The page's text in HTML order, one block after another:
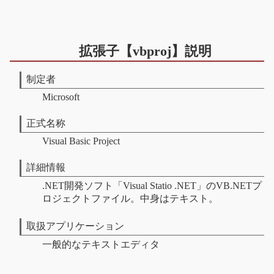
拡張子【vbproj】説明
制定者
Microsoft
正式名称
Visual Basic Project
詳細情報
.NET開発ソフト「Visual Statio .NET」のVB.NETプ
ロジェクトファイル。中身はテキスト。
取扱アプリケーション
一般的なテキストエディタ